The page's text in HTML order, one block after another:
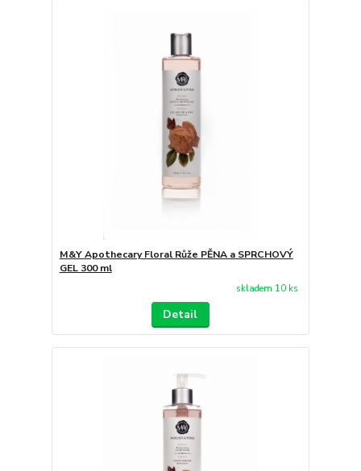
M&Y Apothecary Floral Růže PĚNA a SPRCHOVÝ
GEL 300 ml
skladem 10 ks
Detail